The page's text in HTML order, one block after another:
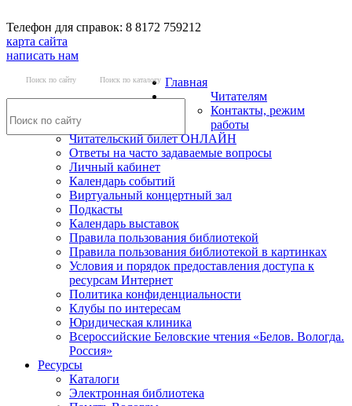
Телефон для справок: 8 8172 759212
карта сайта
написать нам
Поиск по сайту Поиск по каталогу Главная
Читателям
Контакты, режим
работы
Читательский билет ОНЛАЙН
Ответы на часто задаваемые вопросы
Личный кабинет
Календарь событий
Виртуальный концертный зал
Подкасты
Календарь выставок
Правила пользования библиотекой
Правила пользования библиотекой в картинках
Условия и порядок предоставления доступа к
ресурсам Интернет
Политика конфиденциальности
Клубы по интересам
Юридическая клиника
Всероссийские Беловские чтения «Белов. Вологда.
Россия»
Ресурсы
Каталоги
Электронная библиотека